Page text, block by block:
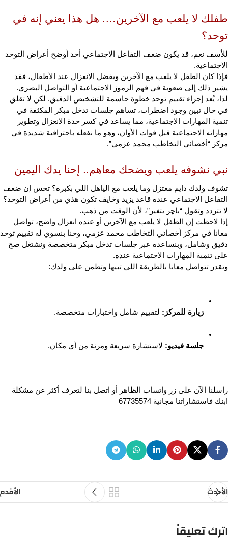
توحد؟
الاجتماعية.
يشير ذلك إلى صعوبة في فهم الرموز الاجتماعية أو التواصل البصري.
مركز “أخصائي التخاطب محمد عزمي”.
نبي نشوفه يلعب ويضحك معاهم.. إحنا يدك اليمين
التفاعل الاجتماعي عنده قاعد يزيد وخايف تكون هذي من أعراض التوحد؟
لا تتردد وتقول “باچر يتغير”، لأن الوقت من ذهب.
على تنمية المهارات الاجتماعية عنده.
وتقدر تتواصل معانا بالطريقة اللي تبيها وتطمن على ولدك:
زيارة للمركز: لتقييم شامل واختبارات متخصصة.
جلسة فيديو: لاستشارة سريعة ومرنة من أي مكان.
ابنك فاستشاراتنا مجانية 67735574
الأحدث الأقدم
اترك تعليقاً